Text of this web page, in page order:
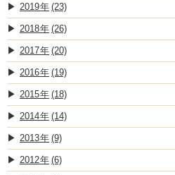
2019 (23)
2018 (26)
2017 (20)
2016 (19)
2015 (18)
2014 (14)
2013 (9)
2012 (6)